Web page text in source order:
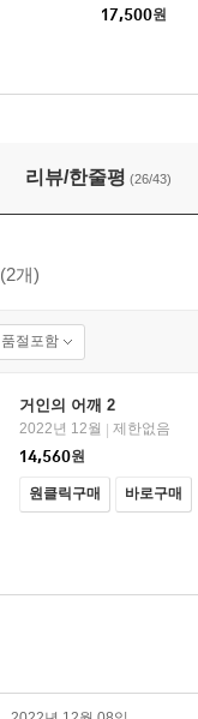
17,500원
리뷰/한줄평 (26/43)
(2개)
품절포함
거인의 어깨 2
2022년 12월 | 제한없음
14,560원
원클릭구매 바로구매